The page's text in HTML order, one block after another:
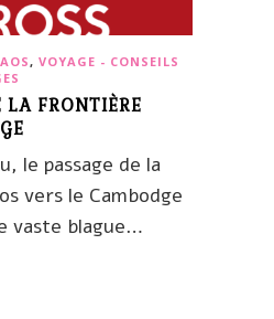
, VOYAGE - CONSEILS
LA FRONTIÈRE
le passage de la
vers le Cambodge
vaste blague…